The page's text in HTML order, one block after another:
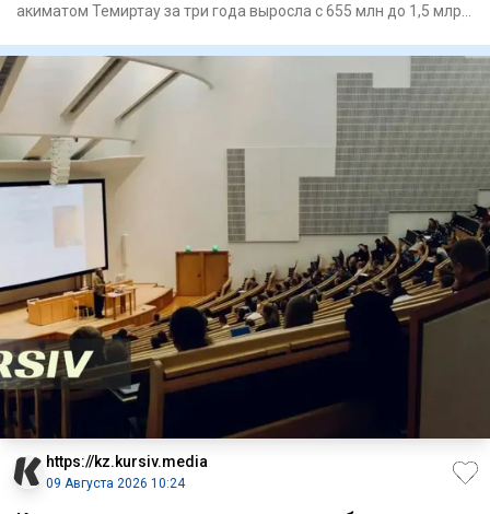
акиматом Темиртау за три года выросла с 655 млн до 1,5 млрд
https://kz.kursiv.media
09 Августа 2026 10:24